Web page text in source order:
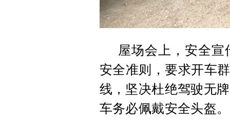
屋场会上，安全
安全准则，要求开车
线，坚决杜绝驾驶无
车务必佩戴安全头盔